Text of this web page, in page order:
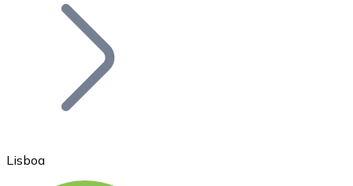
Bitcoin
Lisboa